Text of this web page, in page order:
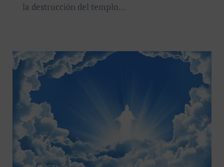
la destrucción del templo…